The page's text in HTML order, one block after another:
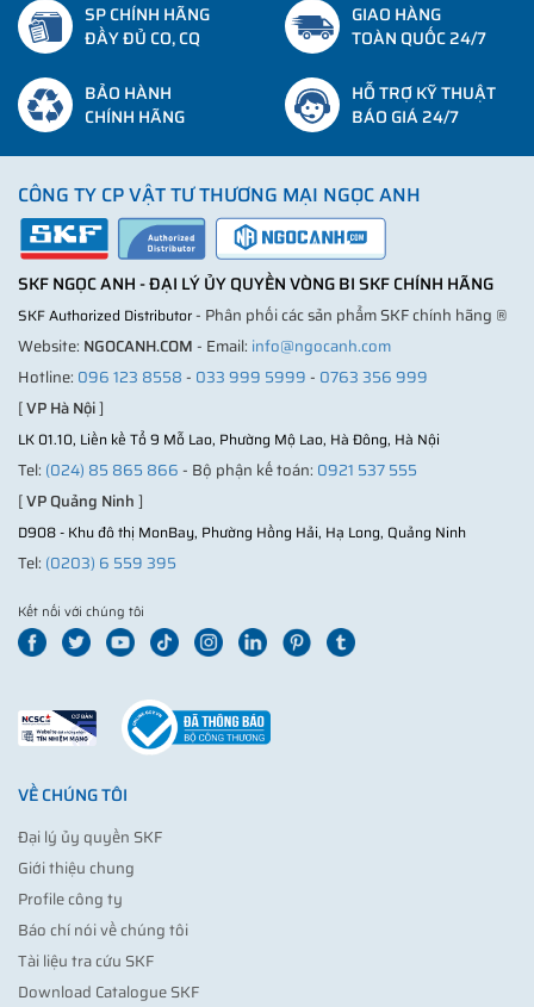
SP CHÍNH HÃNG
ĐẦY ĐỦ CO, CQ
GIAO HÀNG
TOÀN QUỐC 24/7
BẢO HÀNH
CHÍNH HÃNG
HỖ TRỢ KỸ THUẬT
BÁO GIÁ 24/7
CÔNG TY CP VẬT TƯ THƯƠNG MẠI NGỌC ANH
SKF NGỌC ANH - ĐẠI LÝ ỦY QUYỀN VÒNG BI SKF CHÍNH HÃNG
SKF Authorized Distributor- Phân phối các sản phẩm SKF chính hãng ®
Website: NGOCANH.COM- Email: info@ngocanh.com
Hotline: 096 123 8558- 033 999 5999- 0763 356 999
[VP Hà Nội]
LK 01.10, Liền kề Tổ 9 Mỗ Lao, Phường Mộ Lao, Hà Đông, Hà Nội
Tel: (024) 85 865 866- Bộ phận kế toán: 0921 537 555
[VP Quảng Ninh]
D908 - Khu đô thị MonBay, Phường Hồng Hải, Hạ Long, Quảng Ninh
Tel: (0203) 6 559 395
Kết nối với chúng tôi
VỀ CHÚNG TÔI
Đại lý ủy quyền SKF
Giới thiệu chung
Profile công ty
Báo chí nói về chúng tôi
Tài liệu tra cứu SKF
Download Catalogue SKF